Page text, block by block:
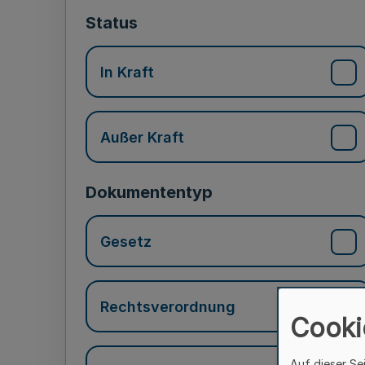
Status
In Kraft
Außer Kraft
Dokumententyp
Gesetz
Rechtsverordnung